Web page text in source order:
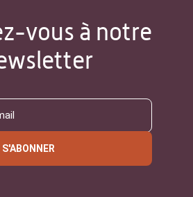
vous à notre
S'ABONNER